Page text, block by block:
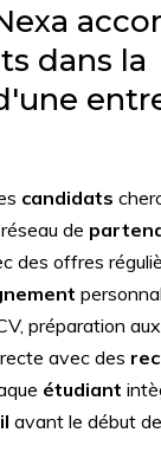
dans la
candidats
de
des offres
préparation aux
avec des
étudiant
avant le début